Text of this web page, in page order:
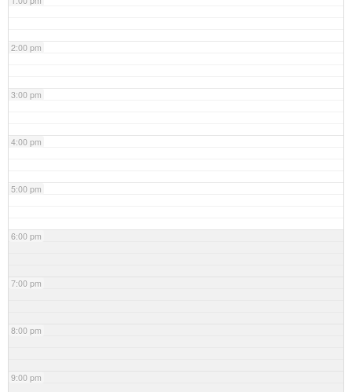
2:00 pm
3:00 pm
4:00 pm
5:00 pm
6:00 pm
7:00 pm
8:00 pm
9:00 pm